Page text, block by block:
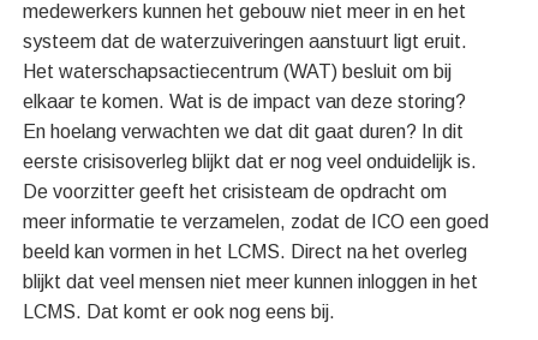
medewerkers kunnen het gebouw niet meer in en het
systeem dat de waterzuiveringen aanstuurt ligt eruit.
Het waterschapsactiecentrum (WAT) besluit om bij
elkaar te komen. Wat is de impact van deze storing?
En hoelang verwachten we dat dit gaat duren? In dit
eerste crisisoverleg blijkt dat er nog veel onduidelijk is.
De voorzitter geeft het crisisteam de opdracht om
meer informatie te verzamelen, zodat de ICO een goed
beeld kan vormen in het LCMS. Direct na het overleg
blijkt dat veel mensen niet meer kunnen inloggen in het
LCMS. Dat komt er ook nog eens bij.